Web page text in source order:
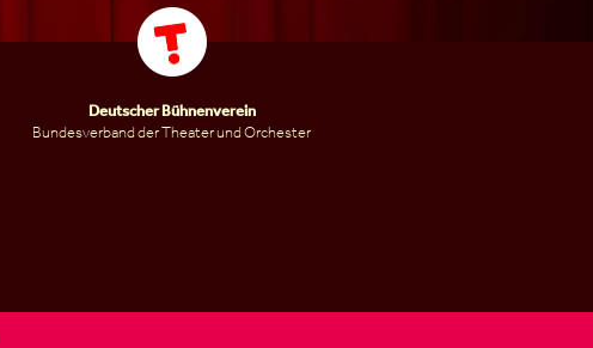
Deutscher Bühnenverein
Bundesverband der Theater und Orchester